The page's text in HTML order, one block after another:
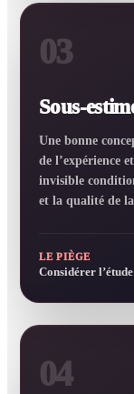
03
Sous-
Une bonne
de l’expérience
invisible
et la qualité de la
LE PIÈGE
Considérer
04